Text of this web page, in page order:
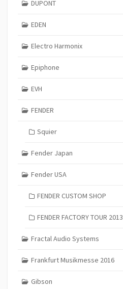
DUPONT
EDEN
Electro Harmonix
Epiphone
EVH
FENDER
Squier
Fender Japan
Fender USA
FENDER CUSTOM SHOP
FENDER FACTORY TOUR 2013
Fractal Audio Systems
Frankfurt Musikmesse 2016
Gibson